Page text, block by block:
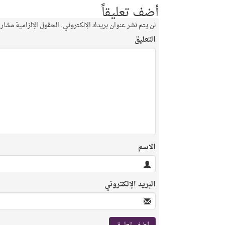
أضف تعليقاً
لن يتم نشر عنوان بريدك الإلكتروني. الحقول الإلزامية مشار
التعليق
الاسم
البريد الإلكتروني